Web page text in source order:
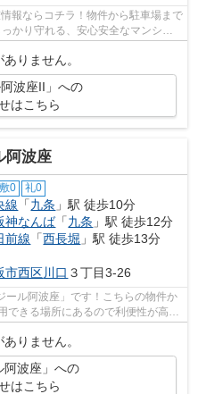
報ならコチラ！物件から駐車場まで
かり守れる、安心安全なマンショ
りません。
阿波座II」への
はこちら
阿波座
敷0 礼0
線 「九条 」駅 徒歩10分
神なんば「九条 」駅 徒歩12分
前線 「西長堀 」駅 徒歩13分
市西区川口 ３丁目3-26
ール阿波座」です！こちらの物件か
できる場所にあるので利便性が高い
りません。
阿波座」への
はこちら